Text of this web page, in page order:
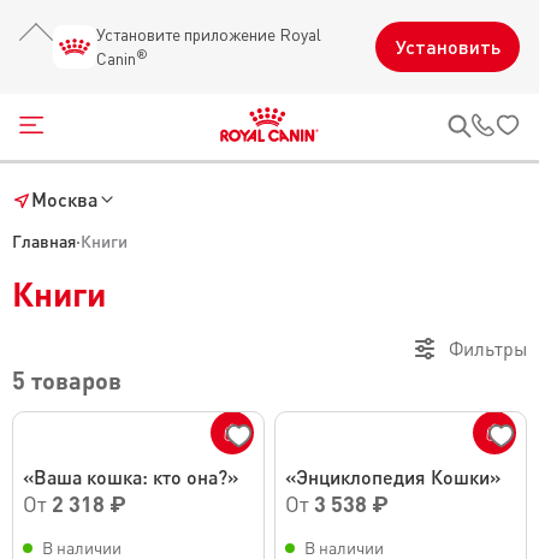
Установите приложение Royal
Canin® Установить
Открыть меню
Главная·Книги
Москва
Книги
Фильтры
5 товаров
«Ваша кошка: кто она?»
От 2 318 ₽
В наличии
«Энциклопедия Кошки»
От 3 538 ₽
В наличии